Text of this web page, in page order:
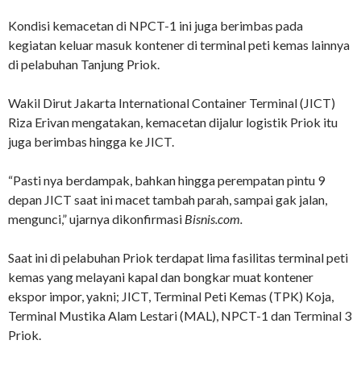
Kondisi kemacetan di NPCT-1 ini juga berimbas pada
kegiatan keluar masuk kontener di terminal peti kemas lainnya
di pelabuhan Tanjung Priok.
Wakil Dirut Jakarta International Container Terminal (JICT)
Riza Erivan mengatakan, kemacetan dijalur logistik Priok itu
juga berimbas hingga ke JICT.
“Pasti nya berdampak, bahkan hingga perempatan pintu 9
depan JICT saat ini macet tambah parah, sampai gak jalan,
mengunci,” ujarnya dikonfirmasi Bisnis.com.
Saat ini di pelabuhan Priok terdapat lima fasilitas terminal peti
kemas yang melayani kapal dan bongkar muat kontener
ekspor impor, yakni; JICT, Terminal Peti Kemas (TPK) Koja,
Terminal Mustika Alam Lestari (MAL), NPCT-1 dan Terminal 3
Priok.